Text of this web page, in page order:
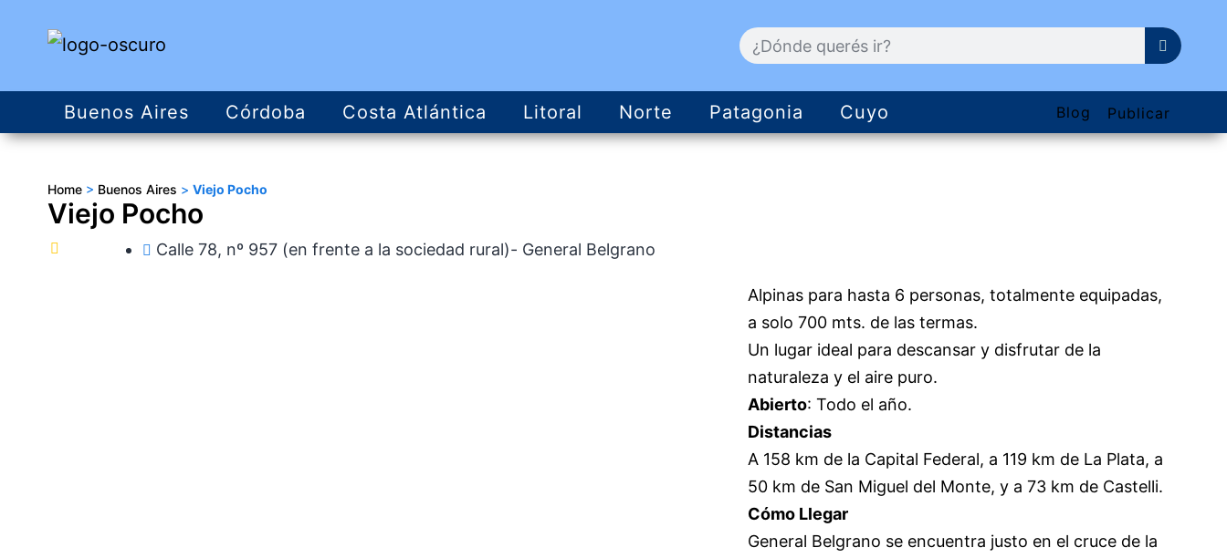
Buenos Aires Córdoba Costa Atlántica Litoral Norte Patagonia Cuyo Blog Publicar
Home > Buenos Aires > Viejo Pocho
Viejo Pocho
Calle 78, nº 957 (en frente a la sociedad rural)- General Belgrano
Alpinas para hasta 6 personas, totalmente equipadas,
a solo 700 mts. de las termas.
Un lugar ideal para descansar y disfrutar de la
naturaleza y el aire puro.
Abierto: Todo el año.
Distancias
A 158 km de la Capital Federal, a 119 km de La Plata, a
50 km de San Miguel del Monte, y a 73 km de Castelli.
Cómo Llegar
General Belgrano se encuentra justo en el cruce de la